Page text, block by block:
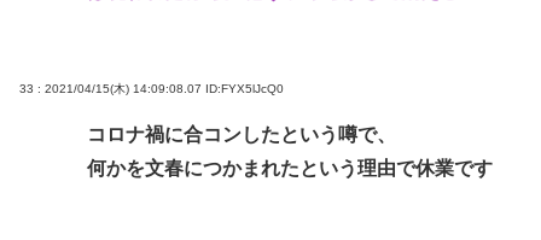
33 : 2021/04/15(木) 14:09:08.07 ID:FYX5lJcQ0
コロナ禍に合コンしたという噂で、
何かを文春につかまれたという理由で休業です